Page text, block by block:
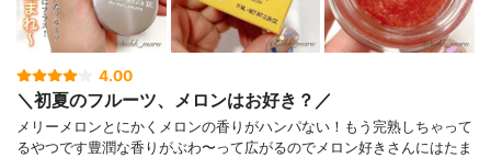
4.00
＼初夏のフルーツ、メロンはお好き？／
メリーメロンとにかくメロンの香りがハンパない！もう完熟しちゃって
るやつです豊潤な香りがぶわ〜って広がるのでメロン好きさんにはたま